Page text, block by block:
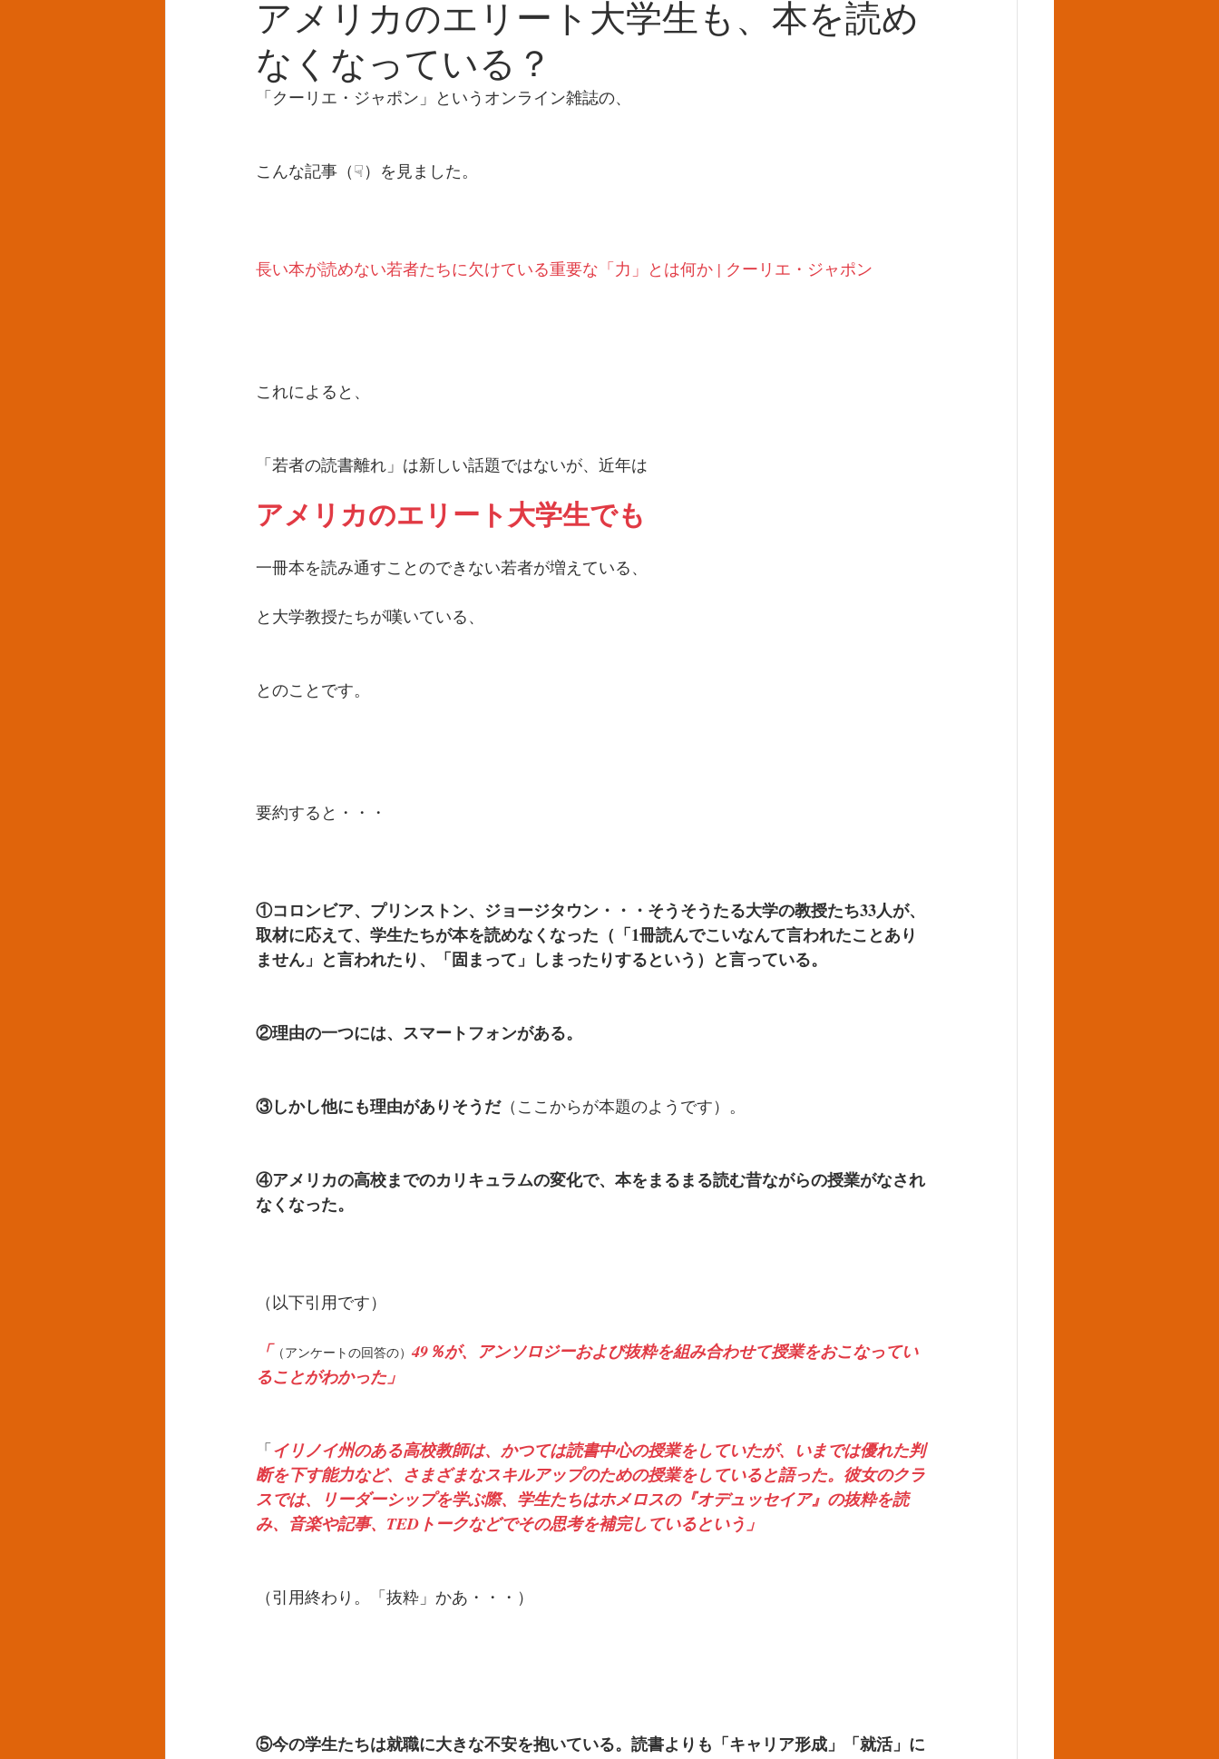
アメリカのエリート大学生も、本を読め
なくなっている？
「クーリエ・ジャポン」というオンライン雑誌の、
こんな記事（☟）を見ました。
長い本が読めない若者たちに欠けている重要な「力」とは何か | クーリエ・ジャポン
これによると、
「若者の読書離れ」は新しい話題ではないが、近年は
アメリカのエリート大学生でも
一冊本を読み通すことのできない若者が増えている、
と大学教授たちが嘆いている、
とのことです。
要約すると・・・
①コロンビア、プリンストン、ジョージタウン・・・そうそうたる大学の教授たち33人が、
取材に応えて、学生たちが本を読めなくなった（「1冊読んでこいなんて言われたことあり
ません」と言われたり、「固まって」しまったりするという）と言っている。
②理由の一つには、スマートフォンがある。
③しかし他にも理由がありそうだ（ここからが本題のようです）。
④アメリカの高校までのカリキュラムの変化で、本をまるまる読む昔ながらの授業がなされ
なくなった。
（以下引用です）
「 （アンケートの回答の）49％が、アンソロジーおよび抜粋を組み合わせて授業をおこなってい
ることがわかった」
「イリノイ州のある高校教師は、かつては読書中心の授業をしていたが、いまでは優れた判
断を下す能力など、さまざまなスキルアップのための授業をしていると語った。彼女のクラ
スでは、リーダーシップを学ぶ際、学生たちはホメロスの『オデュッセイア』の抜粋を読
み、音楽や記事、TEDトークなどでその思考を補完しているという」
（引用終わり。「抜粋」かあ・・・）
⑤今の学生たちは就職に大きな不安を抱いている。読書よりも「キャリア形成」「就活」に